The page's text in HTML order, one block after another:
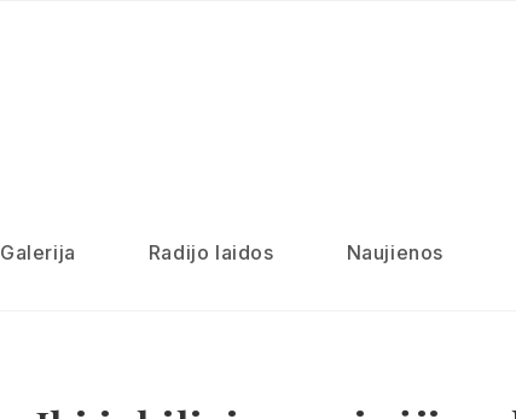
Galerija Radijo laidos Naujienos